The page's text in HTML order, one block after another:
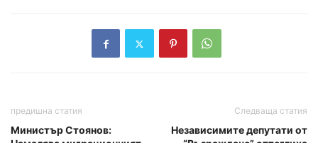
предишна статия
Министър Стоянов:
Следваща статия
Независимите депутати от